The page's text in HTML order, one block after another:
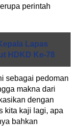
perintah
Lapas
HDKD Ke-78
sebagai pedoman
makna dari
dengan
kita kaji lagi, apa
bahkan